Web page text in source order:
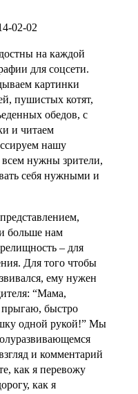
02-02
на каждой
для соцсети.
картинки
пушистых котят,
обедов, с
и читаем
нашу
нужны зрители,
себя нужными и
больше нам
– для
Для того чтобы
ему нужен
“Мама,
прыгаю, быстро
одной рукой!” Мы
и комментарий
как я перевожу
как я